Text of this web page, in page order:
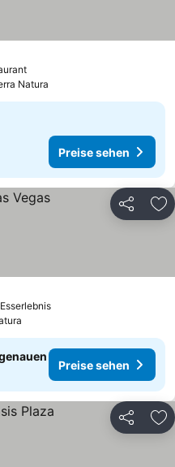
Natura
Preise sehen
Teilen
Preise sehen
Teilen